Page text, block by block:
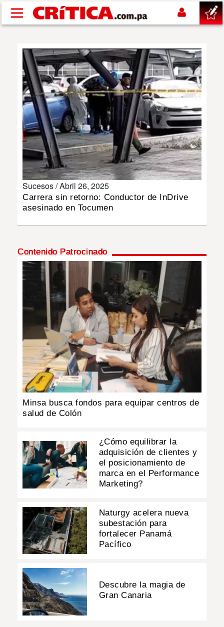
Pasar al contenido principal
SUCESOS
NACIONAL
POLÍTICA
SHOW
DEPORTES
MULTIMEDIA
Sucesos /Abril 26, 2025
Carrera sin retorno: Conductor de InDrive
asesinado en Tocumen
Contenido Patrocinado
Minsa busca fondos para equipar centros de
salud de Colón
¿Cómo equilibrar la
adquisición de clientes y
el posicionamiento de
marca en el Performance
Marketing?
Naturgy acelera nueva
subestación para
fortalecer Panamá
Pacífico
Descubre la magia de
Gran Canaria